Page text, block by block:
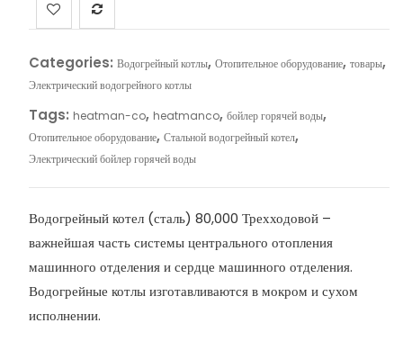
Categories: Водогрейный котлы, Отопительное оборудование, товары,
Электрический водогрейного котлы
Tags: heatman-co, heatmanco, бойлер горячей воды,
Отопительное оборудование, Стальной водогрейный котел,
Электрический бойлер горячей воды
Водогрейный котел (сталь) 80,000 Трехходовой –
важнейшая часть системы центрального отопления
машинного отделения и сердце машинного отделения.
Водогрейные котлы изготавливаются в мокром и сухом
исполнении.